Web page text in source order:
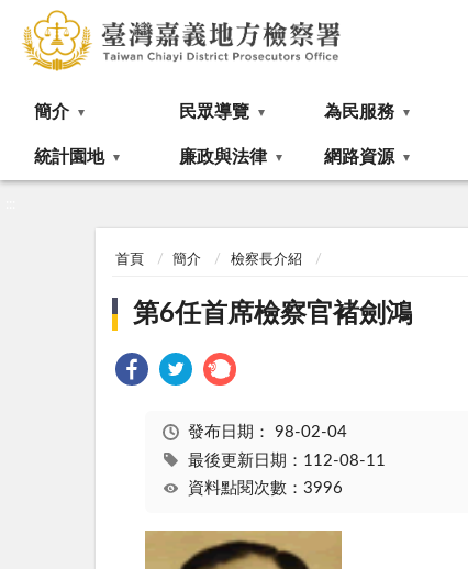
簡介 民眾導覽 為民服務
統計園地 廉政與法律 網路資源
首頁 簡介 檢察長介紹
第6任首席檢察官褚劍鴻
發布日期： 98-02-04
最後更新日期：112-08-11
資料點閱次數：3996